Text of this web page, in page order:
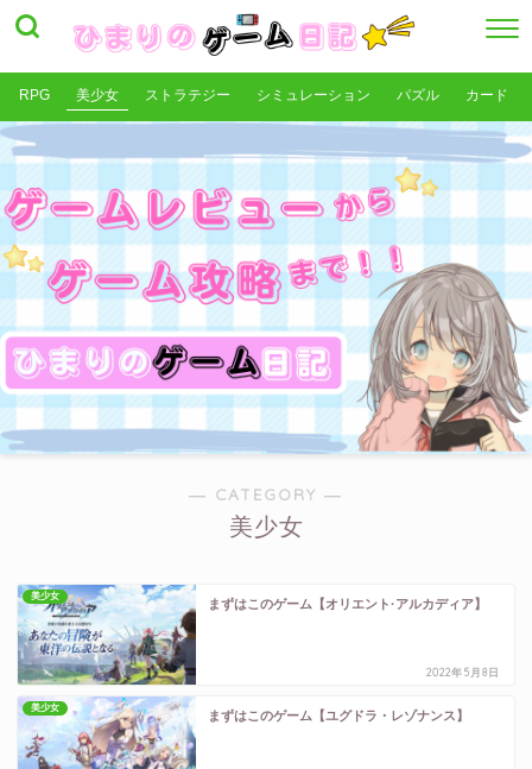
RPG 美少女 ストラテジー シミュレーション パズル カード
― CATEGORY ―
美少女
美少女
まずはこのゲーム【オリエント·アルカディア】
2022年5月8日
美少女
まずはこのゲーム【ユグドラ・レゾナンス】